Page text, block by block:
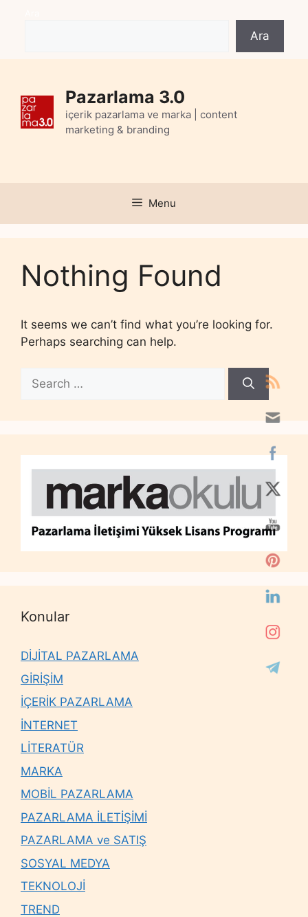
Ara
Pazarlama 3.0
içerik pazarlama ve marka | content
marketing & branding
Menu
Nothing Found
It seems we can’t find what you’re looking for.
Perhaps searching can help.
Search
for:
Konular
DİJİTAL PAZARLAMA
GİRİŞİM
İÇERİK PAZARLAMA
İNTERNET
LİTERATÜR
MARKA
MOBİL PAZARLAMA
PAZARLAMA İLETİŞİMİ
PAZARLAMA ve SATIŞ
SOSYAL MEDYA
TEKNOLOJİ
TREND